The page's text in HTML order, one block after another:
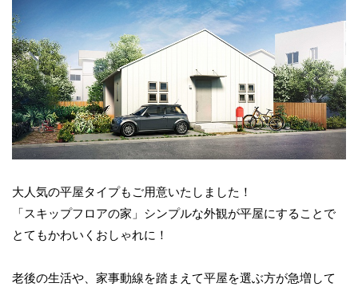
大人気の平屋タイプもご用意いたしました！
「スキップフロアの家」シンプルな外観が平屋にすることで
とてもかわいくおしゃれに！
老後の生活や、家事動線を踏まえて平屋を選ぶ方が急増して